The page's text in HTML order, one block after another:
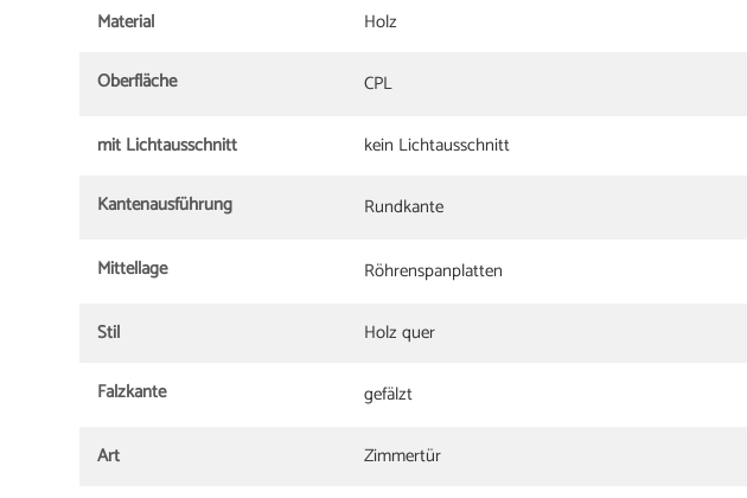
Material
Holz
Oberfläche
CPL
mit Lichtausschnitt
kein Lichtausschnitt
Kantenausführung
Rundkante
Mittellage Röhrenspanplatten
Stil
Holz quer
Falzkante
gefälzt
Art Zimmertür